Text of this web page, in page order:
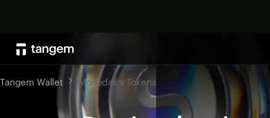
Tangem Wallet Monedas y Tokens